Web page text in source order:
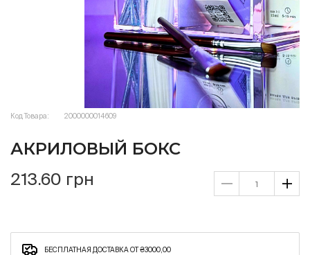
Код Товара: 2000000014609
АКРИЛОВЫЙ БОКС
213.60 грн
БЕСПЛАТНАЯ ДОСТАВКА ОТ ₴3000,00